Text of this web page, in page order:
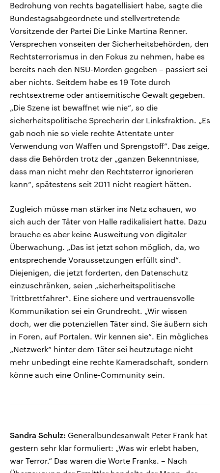
Bedrohung von rechts bagatellisiert habe, sagte die
Bundestagsabgeordnete und stellvertretende
Vorsitzende der Partei Die Linke Martina Renner.
Versprechen vonseiten der Sicherheitsbehörden, den
Rechtsterrorismus in den Fokus zu nehmen, habe es
bereits nach den NSU-Morden gegeben – passiert sei
aber nichts. Seitdem habe es 19 Tote durch
rechtsextreme oder antisemitische Gewalt gegeben.
„Die Szene ist bewaffnet wie nie“, so die
sicherheitspolitische Sprecherin der Linksfraktion. „Es
gab noch nie so viele rechte Attentate unter
Verwendung von Waffen und Sprengstoff“. Das zeige,
dass die Behörden trotz der „ganzen Bekenntnisse,
dass man nicht mehr den Rechtsterror ignorieren
kann“, spätestens seit 2011 nicht reagiert hätten.
Zugleich müsse man stärker ins Netz schauen, wo
sich auch der Täter von Halle radikalisiert hatte. Dazu
brauche es aber keine Ausweitung von digitaler
Überwachung. „Das ist jetzt schon möglich, da, wo
entsprechende Voraussetzungen erfüllt sind“.
Diejenigen, die jetzt forderten, den Datenschutz
einzuschränken, seien „sicherheitspolitische
Trittbrettfahrer“. Eine sichere und vertrauensvolle
Kommunikation sei ein Grundrecht. „Wir wissen
doch, wer die potenziellen Täter sind. Sie äußern sich
in Foren, auf Portalen. Wir kennen sie“. Ein mögliches
„Netzwerk“ hinter dem Täter sei heutzutage nicht
mehr unbedingt eine rechte Kameradschaft, sondern
könne auch eine Online-Community sein.
Sandra Schulz: Generalbundesanwalt Peter Frank hat
gestern sehr klar formuliert: „Was wir erlebt haben,
war Terror.“ Das waren die Worte Franks. – Nach